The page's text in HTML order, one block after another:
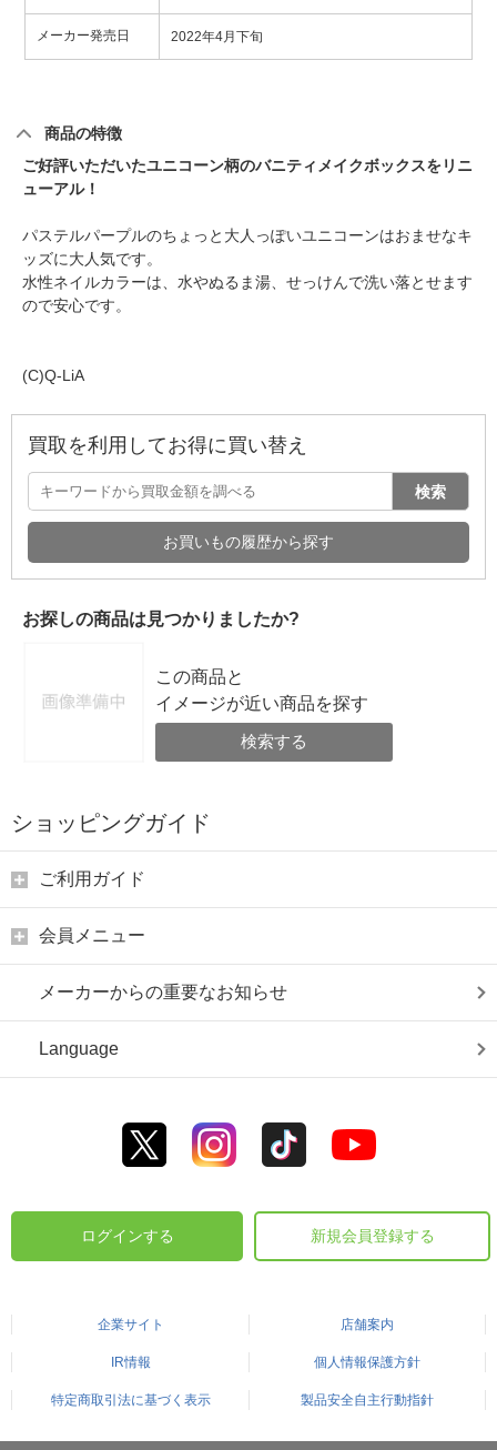
メーカー発売日 2022年4月下旬
商品の特徴
ご好評いただいたユニコーン柄のバニティメイクボックスをリニ
ューアル！
パステルパープルのちょっと大人っぽいユニコーンはおませなキ
ッズに大人気です。
水性ネイルカラーは、水やぬるま湯、せっけんで洗い落とせます
ので安心です。
(C)Q-LiA
買取を利用してお得に買い替え
検索
お買いもの履歴から探す
お探しの商品は見つかりましたか?
この商品と
イメージが近い商品を探す
検索する
ショッピングガイド
ご利用ガイド
会員メニュー
メーカーからの重要なお知らせ
Language
ログインする 新規会員登録する
企業サイト 店舗案内
IR情報 個人情報保護方針
特定商取引法に基づく表示 製品安全自主行動指針